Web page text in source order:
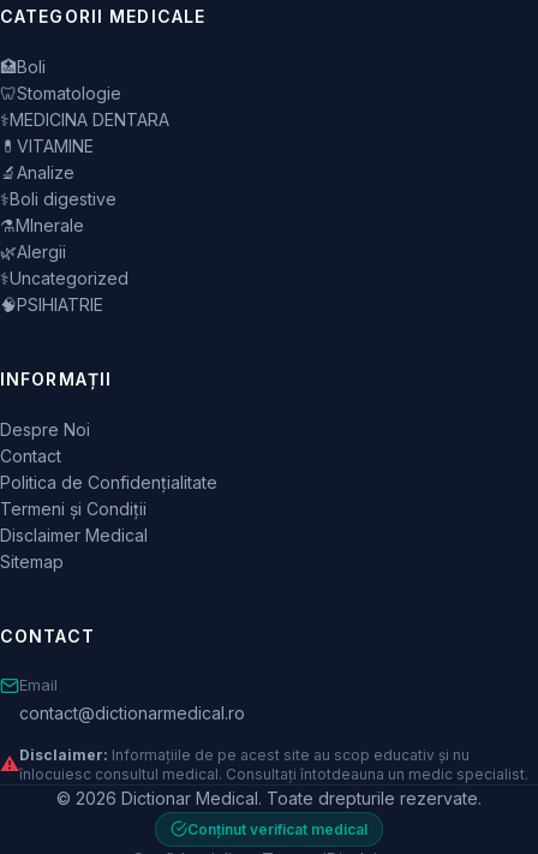
CATEGORII MEDICALE
🏥Boli
🦷Stomatologie
⚕️MEDICINA DENTARA
💊 VITAMINE
🔬Analize
⚕️Boli digestive
⚗️MInerale
🌿Alergii
⚕️Uncategorized
🧠PSIHIATRIE
INFORMAȚII
Despre Noi
Contact
Politica de Confidențialitate
Termeni și Condiții
Disclaimer Medical
Sitemap
CONTACT
Email
contact@dictionarmedical.ro
⚠️Disclaimer: Informațiile de pe acest site au scop educativ și nu
înlocuiesc consultul medical. Consultați întotdeauna un medic specialist.
© 2026 Dictionar Medical. Toate drepturile rezervate.
Conținut verificat medical